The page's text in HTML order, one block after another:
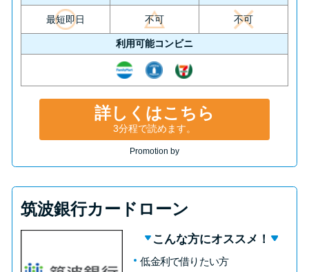
最短即日 不可 不可
利用可能コンビニ
詳しくはこちら
3分程で読めます。
Promotion by
筑波銀行カードローン
こんな方にオススメ！
低金利で借りたい方